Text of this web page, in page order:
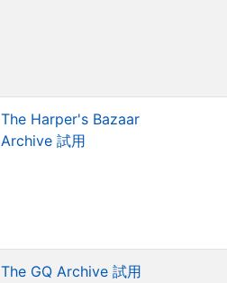
The Harper's Bazaar
Archive 試用
The GQ Archive 試用